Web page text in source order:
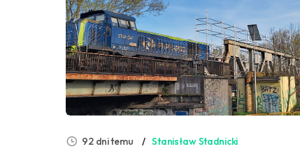
92 dni temu Stanisław Stadnicki